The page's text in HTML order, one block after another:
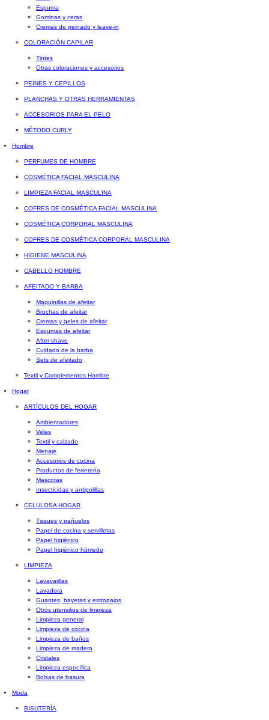
Espuma
Gominas y ceras
Cremas de peinado y leave-in
COLORACIÓN CAPILAR
Tintes
Otras coloraciones y accesorios
PEINES Y CEPILLOS
PLANCHAS Y OTRAS HERRAMIENTAS
ACCESORIOS PARA EL PELO
MÉTODO CURLY
Hombre
PERFUMES DE HOMBRE
COSMÉTICA FACIAL MASCULINA
LIMPIEZA FACIAL MASCULINA
COFRES DE COSMÉTICA FACIAL MASCULINA
COSMÉTICA CORPORAL MASCULINA
COFRES DE COSMÉTICA CORPORAL MASCULINA
HIGIENE MASCULINA
CABELLO HOMBRE
AFEITADO Y BARBA
Maquinillas de afeitar
Brochas de afeitar
Cremas y geles de afeitar
Espumas de afeitar
After-shave
Cuidado de la barba
Sets de afeitado
Textil y Complementos Hombre
Hogar
ARTÍCULOS DEL HOGAR
Ambientadores
Velas
Textil y calzado
Menaje
Accesorios de cocina
Productos de ferretería
Mascotas
Insecticidas y antipolillas
CELULOSA HOGAR
Tissues y pañuelos
Papel de cocina y servilletas
Papel higiénico
Papel higiénico húmedo
LIMPIEZA
Lavavajillas
Lavadora
Guantes, bayetas y estropajos
Otros utensilios de limpieza
Limpieza general
Limpieza de cocina
Limpieza de baños
Limpieza de madera
Cristales
Limpieza específica
Bolsas de basura
Moda
BISUTERÍA